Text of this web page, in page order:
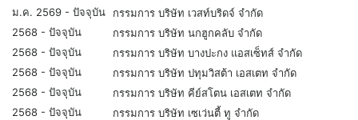
ม.ค. 2569 - ปัจจุบัน
กรรมการ บริษัท เวสท์บริดจ์ จำกัด
2568 - ปัจจุบัน
กรรมการ บริษัท นกฮูกคลับ จำกัด
2568 - ปัจจุบัน
กรรมการ บริษัท บางปะกง แอสเซ็ทส์ จำกัด
2568 - ปัจจุบัน
กรรมการ บริษัท ปทุมวิสต้า เอสเตท จำกัด
2568 - ปัจจุบัน
กรรมการ บริษัท คีย์สโตน เอสเตท จำกัด
2568 - ปัจจุบัน
กรรมการ บริษัท เซเว่นตี้ ทู จำกัด